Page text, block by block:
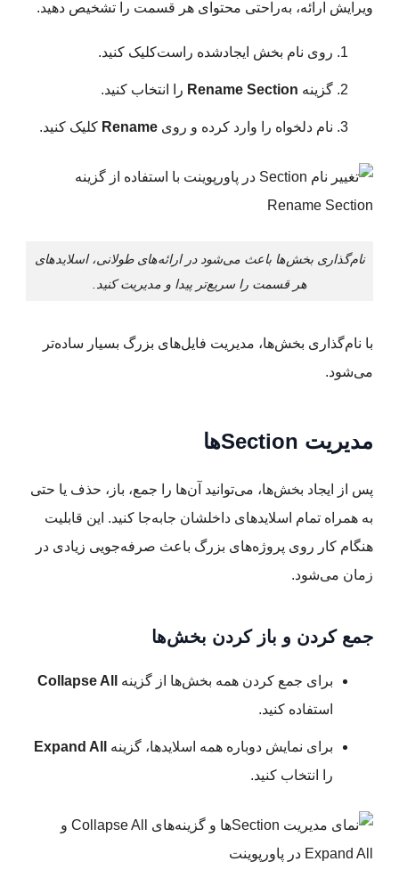
ویرایش ارائه، به‌راحتی محتوای هر قسمت را تشخیص دهید.
روی نام بخش ایجادشده راست‌کلیک کنید.
گزینه Rename Section را انتخاب کنید.
نام دلخواه را وارد کرده و روی Rename کلیک کنید.
نام‌گذاری بخش‌ها باعث می‌شود در ارائه‌های طولانی، اسلایدهای
هر قسمت را سریع‌تر پیدا و مدیریت کنید.
با نام‌گذاری بخش‌ها، مدیریت فایل‌های بزرگ بسیار ساده‌تر
می‌شود.
مدیریت Sectionها
پس از ایجاد بخش‌ها، می‌توانید آن‌ها را جمع، باز، حذف یا حتی
به همراه تمام اسلایدهای داخلشان جابه‌جا کنید. این قابلیت
هنگام کار روی پروژه‌های بزرگ باعث صرفه‌جویی زیادی در
زمان می‌شود.
جمع کردن و باز کردن بخش‌ها
برای جمع کردن همه بخش‌ها از گزینه
Collapse All
استفاده کنید.
برای نمایش دوباره همه اسلایدها، گزینه
Expand All
را انتخاب کنید.